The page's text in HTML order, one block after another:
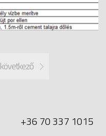
következő
+36 70 337 1015